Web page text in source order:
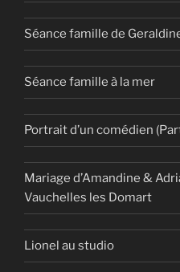
Séance famille de
Séance famille à la mer
Portrait d’un comédien
Mariage d’Amandine &
Vauchelles les Domart
Lionel au studio